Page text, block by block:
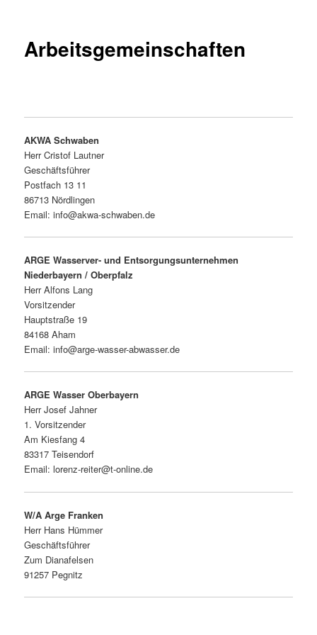
Arbeitsgemeinschaften
AKWA Schwaben
Herr Cristof Lautner
Geschäftsführer
Postfach 13 11
86713 Nördlingen
Email: info@akwa-schwaben.de
ARGE Wasserver- und Entsorgungsunternehmen
Niederbayern / Oberpfalz
Herr Alfons Lang
Vorsitzender
Hauptstraße 19
84168 Aham
Email: info@arge-wasser-abwasser.de
ARGE Wasser Oberbayern
Herr Josef Jahner
1. Vorsitzender
Am Kiesfang 4
83317 Teisendorf
Email: lorenz-reiter@t-online.de
W/A Arge Franken
Herr Hans Hümmer
Geschäftsführer
Zum Dianafelsen
91257 Pegnitz